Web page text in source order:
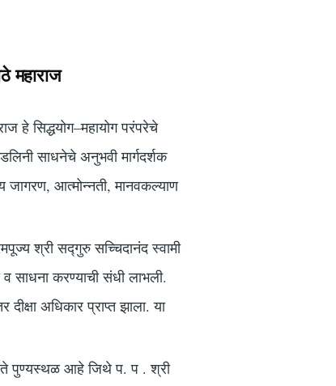
महाराज
हे सिद्धयोग–महायोग परंपरेचे
साधनेचे अनुभवी मार्गदर्शक
जागरण, आत्मोन्नती, मानवकल्याण
श्री सद्गुरु सच्चिदानंद स्वामी
साधना करण्याची संधी लाभली.
अधिकार प्राप्त झाला. या
ते पुण्यस्थळ आहे जिथे प. प . श्री